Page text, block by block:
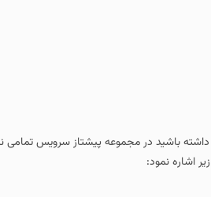
داشته باشید در مجموعه پیشتاز سرویس تمامی
اشاره نمود: